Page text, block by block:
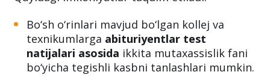
Quyidagi imkoniyatlar taqdim etiladi:
Bo‘sh o‘rinlari mavjud bo‘lgan kollej va